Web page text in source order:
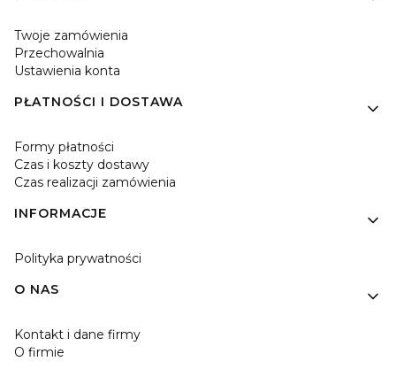
Twoje zamówienia
Przechowalnia
Ustawienia konta
PŁATNOŚCI I DOSTAWA
Formy płatności
Czas i koszty dostawy
Czas realizacji zamówienia
INFORMACJE
Polityka prywatności
O NAS
Kontakt i dane firmy
O firmie